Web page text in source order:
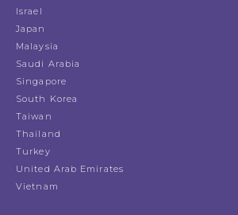
Israel
Japan
Malaysia
Saudi Arabia
Singapore
South Korea
Taiwan
Thailand
Turkey
United Arab Emirates
Vietnam